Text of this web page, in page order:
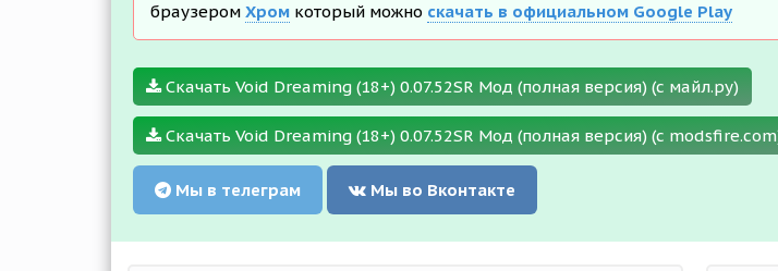
браузером Хром который можно скачать в официальном Google Play
Скачать Void Dreaming (18+) 0.07.52SR Мод (полная версия) (с майл.ру)
Скачать Void Dreaming (18+) 0.07.52SR Мод (полная версия) (с
Мы в телеграм Мы во Вконтакте